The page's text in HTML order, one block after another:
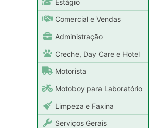
Comercial e Vendas
Administração
Creche, Day Care e Hotel
Motorista
Motoboy para Laboratório
Limpeza e Faxina
Serviços Gerais